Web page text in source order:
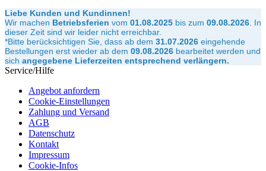
Liebe Kunden und Kundinnen!
Wir machen Betriebsferien vom 01.08.2025 bis zum 09.08.2026 In
dieser Zeit sind wir leider nicht erreichbar.
*Bitte berücksichtigen Sie, dass ab dem 31.07.2026 eingehende
Bestellungen erst wieder ab dem 09.08.2026 bearbeitet werden und
sich angegebene Lieferzeiten entsprechend verlängern.
Service/Hilfe
Angebot anfordern
Cookie-Einstellungen
Zahlung und Versand
AGB
Datenschutz
Kontakt
Impressum
Cookie-Infos